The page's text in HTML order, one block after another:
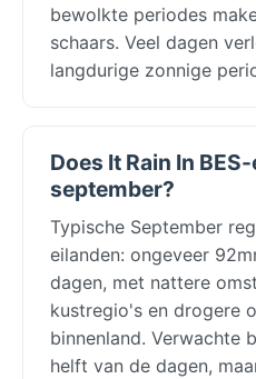
bewolkte periodes
schaars. Veel dagen
langdurige zonnige
Does It Rain In
september?
Typische September
eilanden: ongeveer
dagen, met nattere
kustregio's en drogere
binnenland. Verwachte
helft van de dagen,